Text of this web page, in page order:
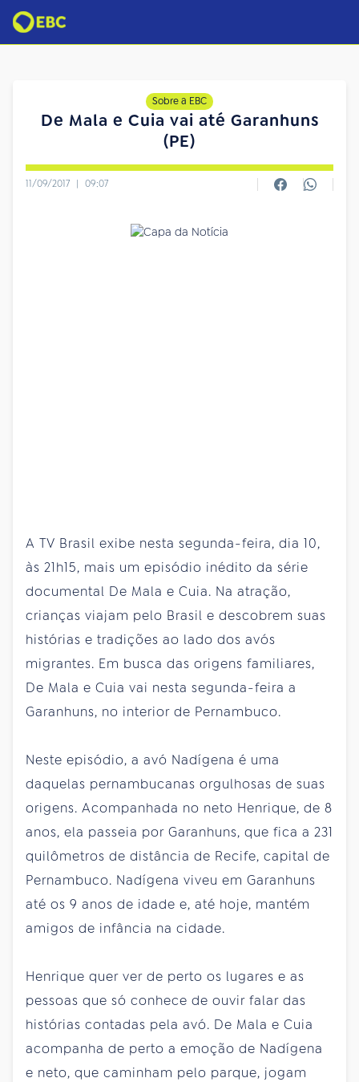
Sobre a EBC
De Mala e Cuia vai até Garanhuns
(PE)
11/09/2017 | 09:07
A TV Brasil exibe nesta segunda-feira, dia 10,
às 21h15, mais um episódio inédito da série
documental De Mala e Cuia. Na atração,
crianças viajam pelo Brasil e descobrem suas
histórias e tradições ao lado dos avós
migrantes. Em busca das origens familiares,
De Mala e Cuia vai nesta segunda-feira a
Garanhuns, no interior de Pernambuco.
Neste episódio, a avó Nadígena é uma
daquelas pernambucanas orgulhosas de suas
origens. Acompanhada no neto Henrique, de 8
anos, ela passeia por Garanhuns, que fica a 231
quilômetros de distância de Recife, capital de
Pernambuco. Nadígena viveu em Garanhuns
até os 9 anos de idade e, até hoje, mantém
amigos de infância na cidade.
Henrique quer ver de perto os lugares e as
pessoas que só conhece de ouvir falar das
histórias contadas pela avó. De Mala e Cuia
acompanha de perto a emoção de Nadígena
e neto, que caminham pelo parque, jogam